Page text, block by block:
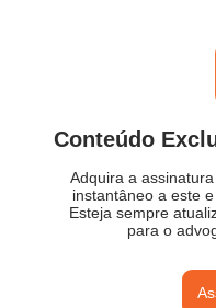
Conteúdo
Adquira a
instantâneo a este
Esteja sempre
para o